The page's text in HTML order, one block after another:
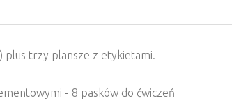
plus trzy plansze z etykietami.
- 8 pasków do ćwiczeń